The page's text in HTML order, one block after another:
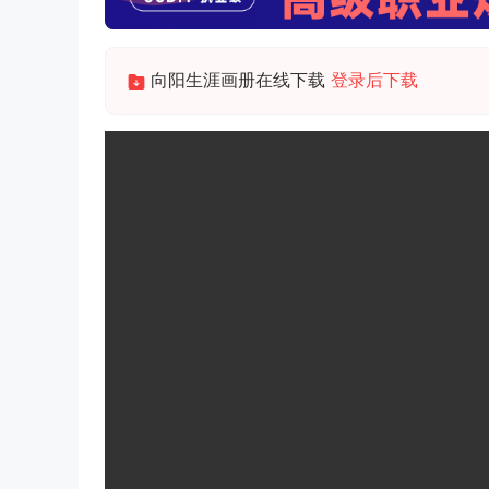
向阳生涯画册在线下载 登录后下载